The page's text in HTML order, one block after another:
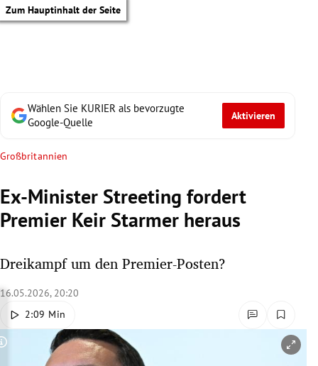
Zum Hauptinhalt der Seite
Untermenü
Untermenü
Wählen Sie KURIER als bevorzugte
Google-Quelle
Aktivieren
Großbritannien
Ex-Minister Streeting fordert
Premier Keir Starmer heraus
Dreikampf um den Premier-Posten?
16.05.2026, 20:20
2:09 Min
Copyright-Hinweis öffnen/schließen